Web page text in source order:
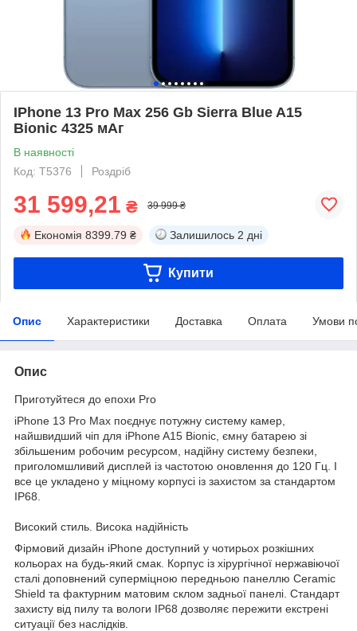
IPhone 13 Pro Max 256 Gb Sierra Blue A15
Bionic 4325 мАг
В наявності
Код: T5376
Роздріб
31 599,21 ₴ 39 999 ₴
Економія 8399.79 ₴ Залишилось 2 дні
Купити
Опис Характеристики Доставка Оплата Умови
Опис
Приготуйтеся до епохи Pro
iPhone 13 Pro Max поєднує потужну систему камер,
найшвидший чіп для iPhone A15 Bioniс, ємну батарею зі
збільшеним робочим ресурсом, надійну систему безпеки,
приголомшливий дисплей із частотою оновлення до 120 Гц. І
все це укладено у міцному корпусі із захистом за стандартом
IP68.
Високий стиль. Висока надійність
Фірмовий дизайн iPhone доступний у чотирьох розкішних
кольорах на будь-який смак. Корпус із хірургічної нержавіючої
сталі доповнений суперміцною передньою панеллю Ceramic
Shield та фактурним матовим склом задньої панелі. Стандарт
захисту від пилу та вологи IP68 дозволяє пережити екстрені
ситуації без наслідків.